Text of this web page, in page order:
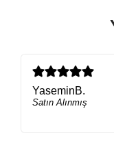
YaseminB.
Satın Alınmış